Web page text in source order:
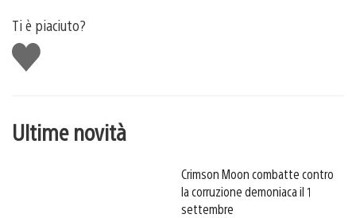
Ti è piaciuto?
Mi
piace
Ultime novità
Crimson Moon combatte contro
la corruzione demoniaca il 1
settembre